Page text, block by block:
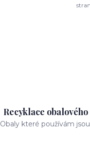
Recyklace
Obaly které používám